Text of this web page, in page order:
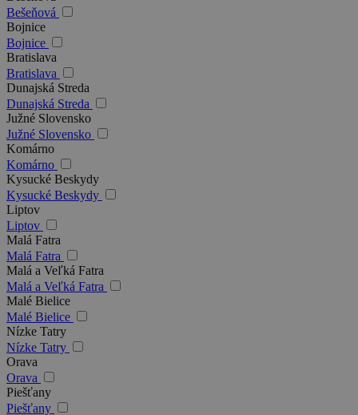
Bešeňová
Bojnice
Bojnice
Bratislava
Bratislava
Dunajská Streda
Dunajská Streda
Južné Slovensko
Južné Slovensko
Komárno
Komárno
Kysucké Beskydy
Kysucké Beskydy
Liptov
Liptov
Malá Fatra
Malá Fatra
Malá a Veľká Fatra
Malá a Veľká Fatra
Malé Bielice
Malé Bielice
Nízke Tatry
Nízke Tatry
Orava
Orava
Piešťany
Piešťany